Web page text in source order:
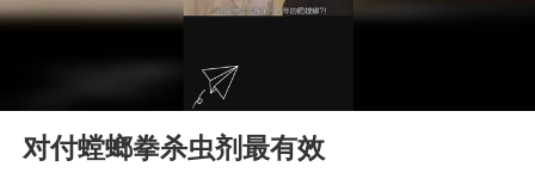
Play
对付螳螂拳杀虫剂最有效